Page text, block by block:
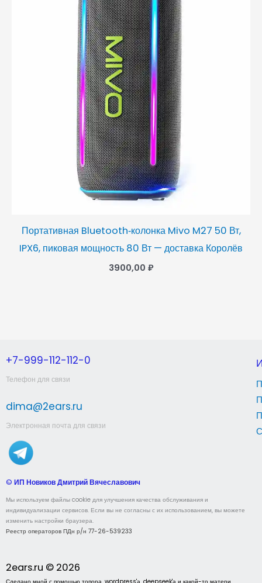
Портативная Bluetooth‑колонка Mivo M27 50 Вт,
IPX6, пиковая мощность 80 Вт — доставка Королёв
3900,00 ₽
+7-999-112-112-0
Телефон для связи
dima@2ears.ru
Электронная почта для связи
© ИП Новиков Дмитрий Вячеславович
Мы используем файлы cookie для улучшения качества обслуживания и
индивидуализации сервисов. Если вы не согласны с их использованием, вы можете
изменить настройки браузера.
Реестр операторов ПДн р/н 77-26-539233
2ears.ru © 2026